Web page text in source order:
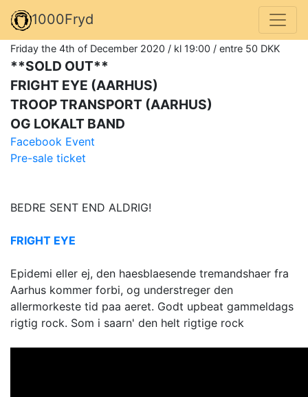
1000Fryd
Friday the 4th of December 2020 / kl 19:00 / entre 50 DKK
**SOLD OUT**
FRIGHT EYE (AARHUS)
TROOP TRANSPORT (AARHUS)
OG LOKALT BAND
Facebook Event
Pre-sale ticket
BEDRE SENT END ALDRIG!
FRIGHT EYE
Epidemi eller ej, den haesblaesende tremandshaer fra
Aarhus kommer forbi, og understreger den
allermorkeste tid paa aeret. Godt upbeat gammeldags
rigtig rock. Som i saarn' den helt rigtige rock